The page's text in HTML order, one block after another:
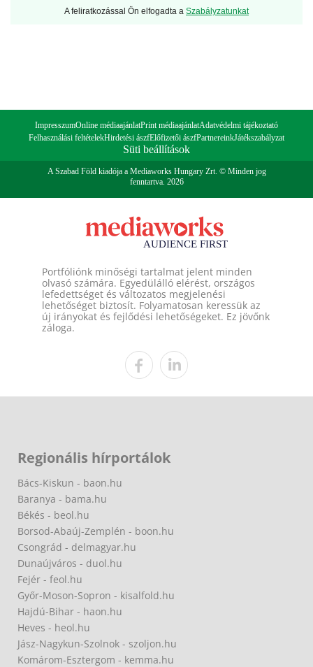
A feliratkozással Ön elfogadta a Szabályzatunkat
ImpresszumOnline médiaajánlatPrint médiaajánlatAdatvédelmi tájékoztató
Felhasználási feltételekHirdetési ászfElőfizetői ászfPartnereinkJátékszabályzat
Süti beállítások
A Szabad Föld kiadója a Mediaworks Hungary Zrt. © Minden jog
fenntartva. 2026
Portfóliónk minőségi tartalmat jelent minden
olvasó számára. Egyedülálló elérést, országos
lefedettséget és változatos megjelenési
lehetőséget biztosít. Folyamatosan keressük az
új irányokat és fejlődési lehetőségeket. Ez jövőnk
záloga.
Regionális hírportálok
Bács-Kiskun - baon.hu
Baranya - bama.hu
Békés - beol.hu
Borsod-Abaúj-Zemplén - boon.hu
Csongrád - delmagyar.hu
Dunaújváros - duol.hu
Fejér - feol.hu
Győr-Moson-Sopron - kisalfold.hu
Hajdú-Bihar - haon.hu
Heves - heol.hu
Jász-Nagykun-Szolnok - szoljon.hu
Komárom-Esztergom - kemma.hu